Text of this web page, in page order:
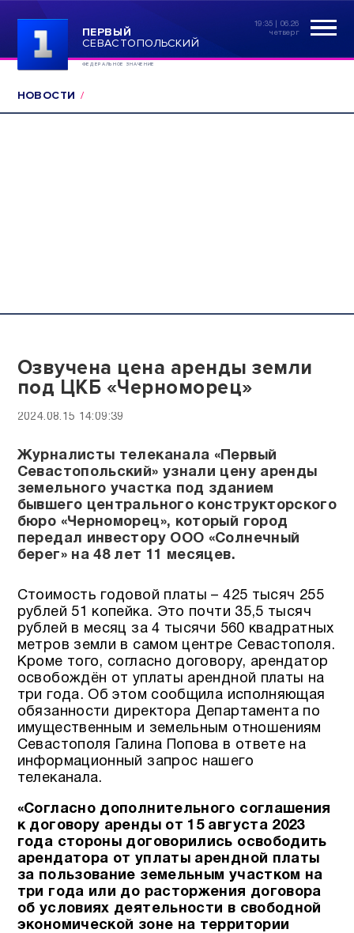
ПЕРВЫЙ
СЕВАСТОПОЛЬСКИЙ
ФЕДЕРАЛЬНОЕ ЗНАЧЕНИЕ
19:35 | 06.26
четверг
НОВОСТИ
Озвучена цена аренды земли
под ЦКБ «Черноморец»
2024.08.15 14:09:39
Журналисты телеканала «Первый
Севастопольский» узнали цену аренды
земельного участка под зданием
бывшего центрального конструкторского
бюро «Черноморец», который город
передал инвестору ООО «Солнечный
берег» на 48 лет 11 месяцев.
Стоимость годовой платы – 425 тысяч 255
рублей 51 копейка. Это почти 35,5 тысяч
рублей в месяц за 4 тысячи 560 квадратных
метров земли в самом центре Севастополя.
Кроме того, согласно договору, арендатор
освобождён от уплаты арендной платы на
три года. Об этом сообщила исполняющая
обязанности директора Департамента по
имущественным и земельным отношениям
Севастополя Галина Попова в ответе на
информационный запрос нашего
телеканала.
«Согласно дополнительного соглашения
к договору аренды от 15 августа 2023
года стороны договорились освободить
арендатора от уплаты арендной платы
за пользование земельным участком на
три года или до расторжения договора
об условиях деятельности в свободной
экономической зоне на территории